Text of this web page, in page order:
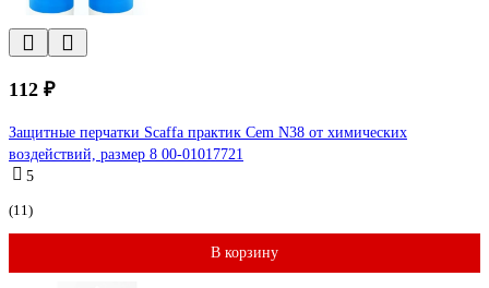
112 ₽
Защитные перчатки Scaffa практик Cem N38 от химических
воздействий, размер 8 00-01017721
5
(11)
В корзину